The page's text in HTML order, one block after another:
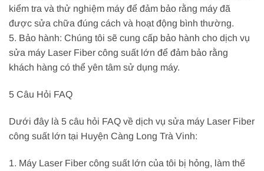
kiểm tra và thử nghiệm máy để đảm bảo rằng máy đã
được sửa chữa đúng cách và hoạt động bình thường.
5. Bảo hành: Chúng tôi sẽ cung cấp bảo hành cho dịch vụ
sửa máy Laser Fiber công suất lớn để đảm bảo rằng
khách hàng có thể yên tâm sử dụng máy.
5 Câu Hỏi FAQ
Dưới đây là 5 câu hỏi FAQ về dịch vụ sửa máy Laser Fiber
công suất lớn tại Huyện Càng Long Trà Vinh:
1. Máy Laser Fiber công suất lớn của tôi bị hỏng, làm thế